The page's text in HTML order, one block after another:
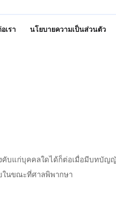
เรา นโยบายความเป็นส่วนตัว
คับแก่บุคคลใดได้ก็ต่อเมื่อมีบทบัญ
ในขณะที่ศาลพิพากษา